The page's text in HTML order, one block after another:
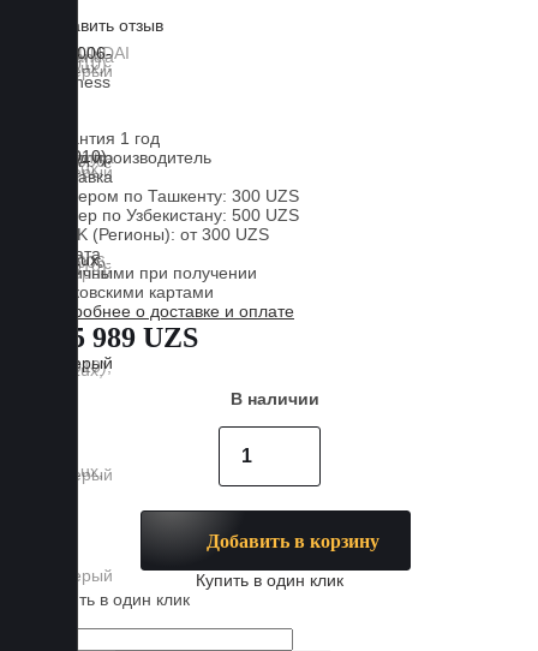
Оставить отзыв
Business
Гарантия 1 год
Завод производитель
Доставка
Курьером по Ташкенту: 300 UZS
Курьер по Узбекистану: 500 UZS
CDEK (Регионы): от 300 UZS
Оплата
Наличными при получении
Банковскими картами
Подробнее о доставке и оплате
885 989 UZS
В наличии
Добавить в корзину
Купить в один клик
Купить в один клик